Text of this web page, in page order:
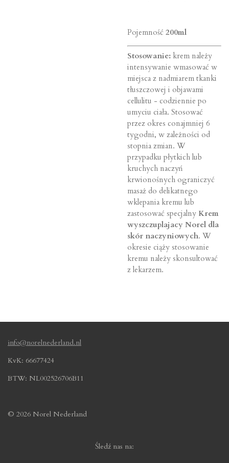
Pojemność 200ml
Stosowanie: krem należy
intensywanie wmasować w
miejsca z nadmiarem tkanki
tłuszczowej i objawami
cellulitu - codziennie po
umyciu ciała. Stosować
przez okres conajmniej 6
tygodni, w zależności od
stopnia zmian. W
przypadku płytkich lub
kruchych naczyń
krwionośnych ograniczyć
masaż do delikatnego
wklepania kremu lub
zastosować specjalny Krem
wyszczuplajacy Norel dla
skór naczyniowych. W
okresie ciąży stosowanie
kremu należy skonsultować
z lekarzem.
info@norelnederland.nl
KvK: 66677424
BTW: NL002526706B11
© 2026 Norel Nederland
Śledź nas na: